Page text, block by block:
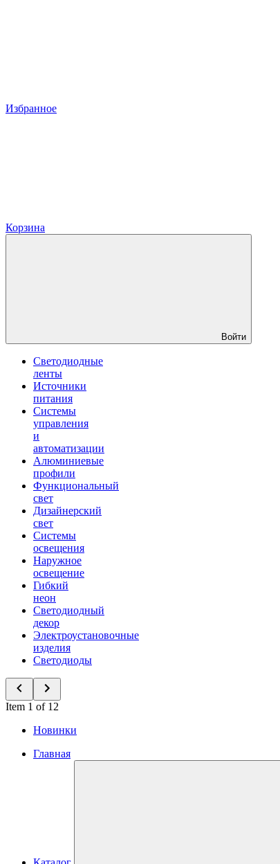
Избранное
Корзина
Войти
Светодиодные
ленты
Источники
питания
Системы
управления
и
автоматизации
Алюминиевые
профили
Функциональный
свет
Дизайнерский
свет
Системы
освещения
Наружное
освещение
Гибкий
неон
Светодиодный
декор
Электроустановочные
изделия
Светодиоды
Item 1 of 12
Новинки
Главная